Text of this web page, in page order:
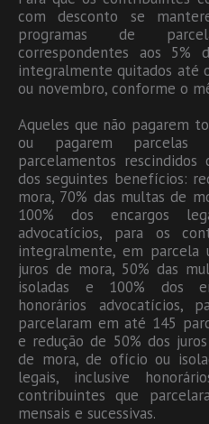
com desconto se
programas de
correspondentes aos 5%
integralmente quitados até
ou novembro, conforme o
Aqueles que não pagarem
ou pagarem
parcelamentos
dos seguintes benefícios:
mora, 70% das multas de
100% dos encargos
advocatícios, para os
integralmente, em parcela
juros de mora, 50% das
isoladas e 100% dos
honorários advocatícios,
parcelaram em até 145
e redução de 50% dos
de mora, de ofício ou
legais, inclusive
contribuintes que
mensais e sucessivas.